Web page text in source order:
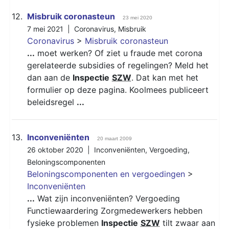
12. Misbruik coronasteun 23 mei 2020
7 mei 2021 | Coronavirus, Misbruik
Coronavirus > Misbruik coronasteun
... moet werken? Of ziet u fraude met corona
gerelateerde subsidies of regelingen? Meld het
dan aan de Inspectie SZW. Dat kan met het
formulier op deze pagina. Koolmees publiceert
beleidsregel ...
13. Inconveniënten 20 maart 2009
26 oktober 2020 | Inconveniënten, Vergoeding,
Beloningscomponenten
Beloningscomponenten en vergoedingen >
Inconveniënten
... Wat zijn inconveniënten? Vergoeding
Functiewaardering Zorgmedewerkers hebben
fysieke problemen Inspectie SZW tilt zwaar aan